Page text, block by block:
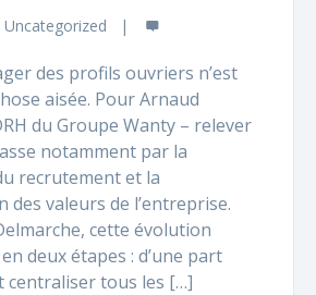
Uncategorized
des profils ouvriers n’est
aisée. Pour Arnaud
du Groupe Wanty – relever
notamment par la
recrutement et la
des valeurs de l’entreprise.
cette évolution
deux étapes : d’une part
centraliser tous les […]